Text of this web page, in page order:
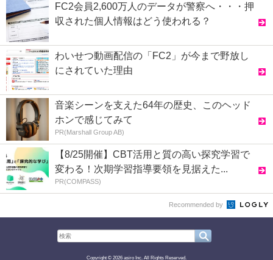
FC2会員2,600万人のデータが警察へ・・・押
収された個人情報はどう使われる？
わいせつ動画配信の「FC2」が今まで野放し
にされていた理由
音楽シーンを支えた64年の歴史、このヘッド
ホンで感じてみて
PR(Marshall Group AB)
【8/25開催】CBT活用と質の高い探究学習で
変わる！次期学習指導要領を見据えた...
PR(COMPASS)
Recommended by
Copyright © 2026 asiro Inc. All Rights Reserved.